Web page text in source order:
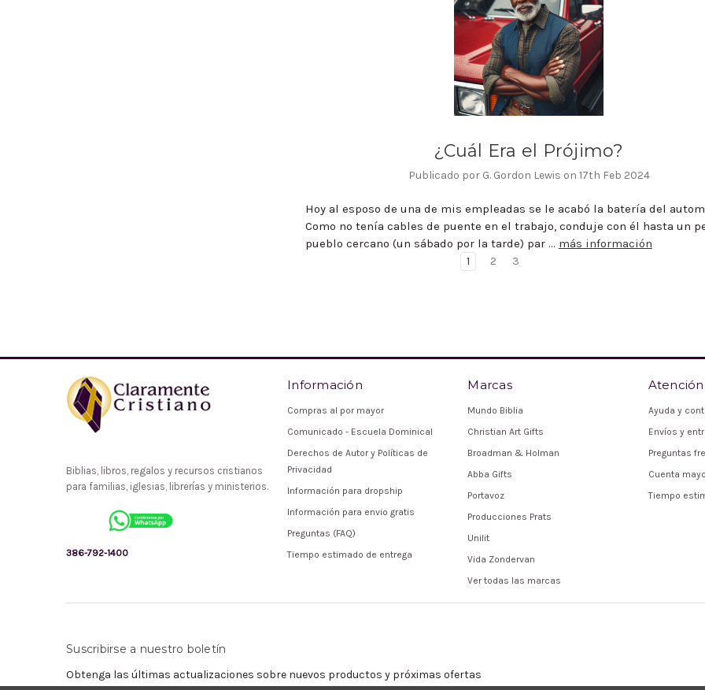
¿Cuál Era el Prójimo?
Publicado por G. Gordon Lewis on 17th Feb 2024
Hoy al esposo de una de mis empleadas se le acabó la batería del
Como no tenía cables de puente en el trabajo, conduje con él hasta un
pueblo cercano (un sábado por la tarde) par … más información
1 2 3
Biblias, libros, regalos y recursos cristianos
para familias, iglesias, librerías y ministerios.
386-792-1400
Información
Compras al por mayor
Comunicado - Escuela Dominical
Derechos de Autor y Políticas de
Privacidad
Información para dropship
Información para envio gratis
Preguntas (FAQ)
Tiempo estimado de entrega
Marcas
Mundo Biblia
Christian Art Gifts
Broadman & Holman
Abba Gifts
Portavoz
Producciones Prats
Unilit
Vida Zondervan
Ver todas las marcas
Ayuda y
Envíos y
Preguntas
Cuenta
Tiempo
Suscribirse a nuestro boletín
Obtenga las últimas actualizaciones sobre nuevos productos y próximas ofertas